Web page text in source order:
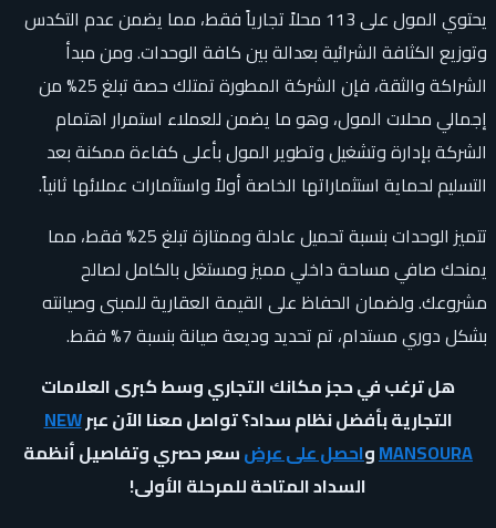
يحتوي المول على 113 محلاً تجارياً فقط، مما يضمن عدم التكدس
وتوزيع الكثافة الشرائية بعدالة بين كافة الوحدات. ومن مبدأ
الشراكة والثقة، فإن الشركة المطورة تمتلك حصة تبلغ 25% من
إجمالي محلات المول، وهو ما يضمن للعملاء استمرار اهتمام
الشركة بإدارة وتشغيل وتطوير المول بأعلى كفاءة ممكنة بعد
التسليم لحماية استثماراتها الخاصة أولاً واستثمارات عملائها ثانياً.
تتميز الوحدات بنسبة تحميل عادلة وممتازة تبلغ 25% فقط، مما
يمنحك صافي مساحة داخلي مميز ومستغل بالكامل لصالح
مشروعك. ولضمان الحفاظ على القيمة العقارية للمبنى وصيانته
بشكل دوري مستدام، تم تحديد وديعة صيانة بنسبة 7% فقط.
هل ترغب في حجز مكانك التجاري وسط كبرى العلامات
التجارية بأفضل نظام سداد؟ تواصل معنا الآن عبرNEW
MANSOURAواحصل على عرضسعر حصري وتفاصيل أنظمة
السداد المتاحة للمرحلة الأولى!